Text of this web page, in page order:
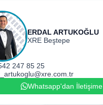
ERDAL ARTUKOĞLU
XRE Beştepe
247 85 25
Whatsapp'dan